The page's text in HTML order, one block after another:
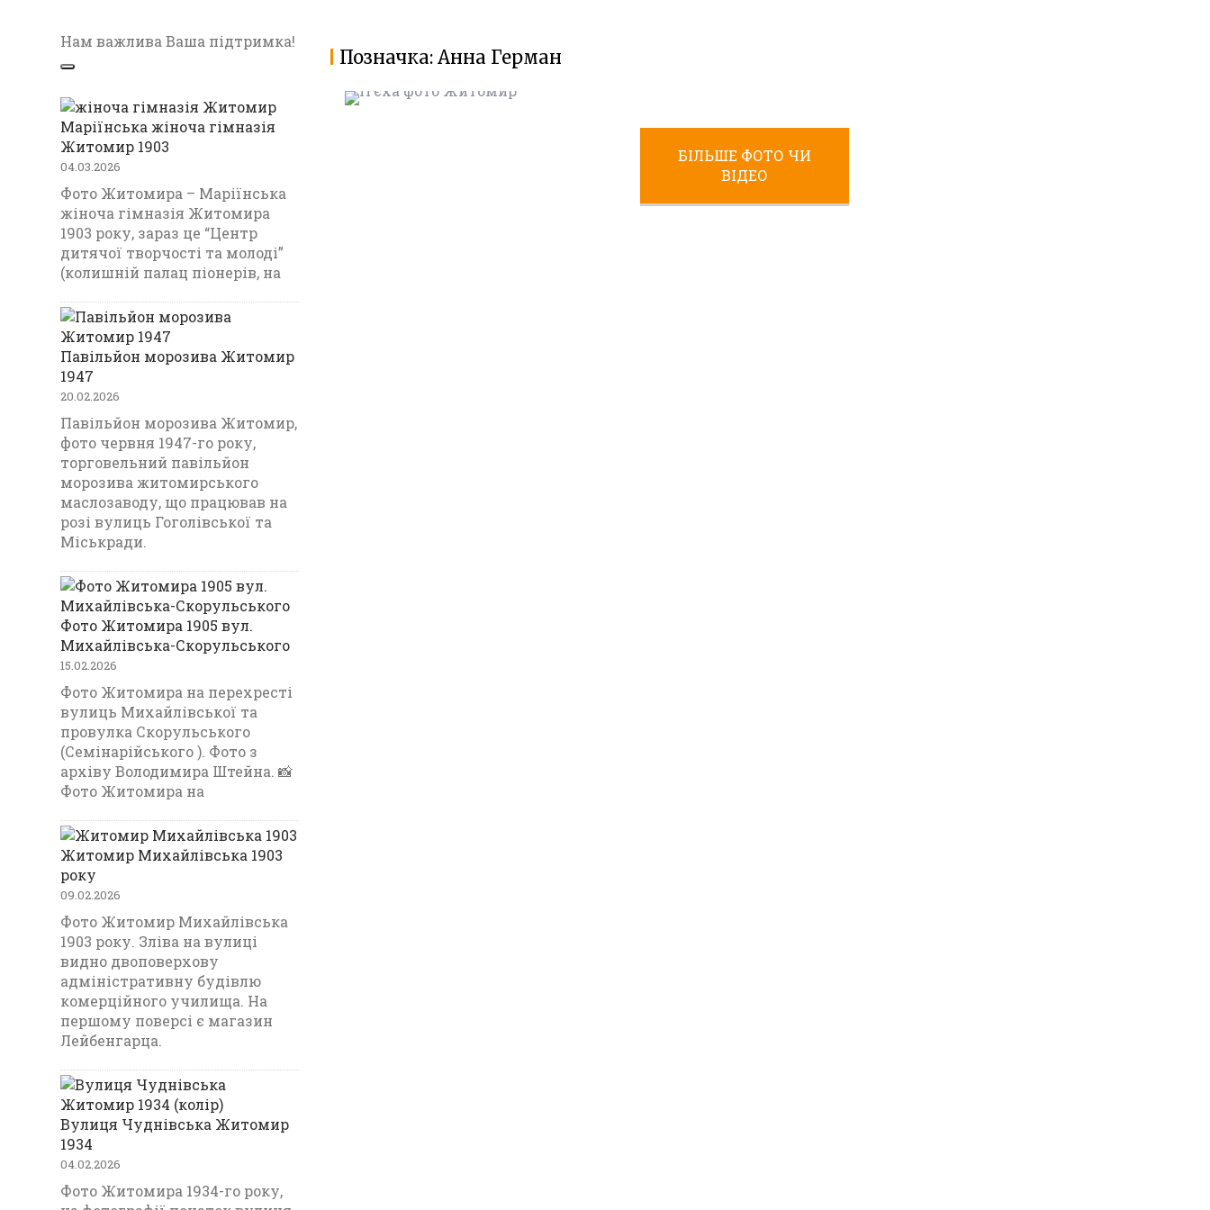
Позначка: Анна Герман
МИХАЙЛО ОЛЕКСІЙОВИЧ
П’ЄХ ФОТО ЖИТОМИРА
БІЛЬШЕ ФОТО ЧИ
ВІДЕО
Нам важлива Ваша підтримка!
Маріїнська жіноча гімназія
Житомир 1903
04.03.2026
Фото Житомира – Маріїнська
жіноча гімназія Житомира
1903 року, зараз це “Центр
дитячої творчості та молоді”
(колишній палац піонерів, на
Павільйон морозива Житомир
1947
20.02.2026
Павільйон морозива Житомир,
фото червня 1947-го року,
торговельний павільйон
морозива житомирського
маслозаводу, що працював на
розі вулиць Гоголівської та
Міськради.
Фото Житомира 1905 вул.
Михайлівська-Скорульського
15.02.2026
Фото Житомира на перехресті
вулиць Михайлівської та
провулка Скорульського
(Семінарійського ). Фото з
архіву Володимира Штейна. 📸
Фото Житомира на
Житомир Михайлівська 1903
року
09.02.2026
Фото Житомир Михайлівська
1903 року. Зліва на вулиці
видно двоповерхову
адміністративну будівлю
комерційного училища. На
першому поверсі є магазин
Лейбенгарца.
Вулиця Чуднівська Житомир
1934
04.02.2026
Фото Житомира 1934-го року,